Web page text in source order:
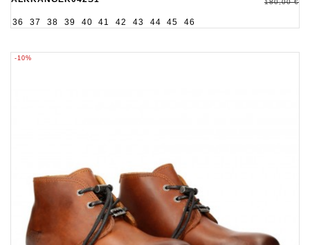
180,00 €
36 37 38 39 40 41 42 43 44 45 46
-10%